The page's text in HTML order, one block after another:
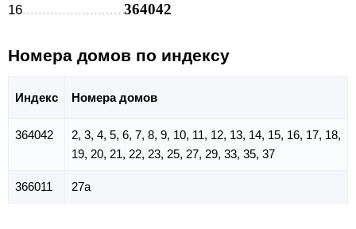
16 364042
Номера домов по индексу
Индекс Номера домов
364042
2, 3, 4, 5, 6, 7, 8, 9, 10, 11, 12, 13, 14, 15, 16, 17, 18,
19, 20, 21, 22, 23, 25, 27, 29, 33, 35, 37
366011 27а